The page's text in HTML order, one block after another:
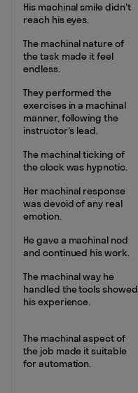
His machinal smile didn't
reach his eyes.
The machinal nature of
the task made it feel
endless.
They performed the
exercises in a machinal
manner, following the
instructor's lead.
The machinal ticking of
the clock was hypnotic.
Her machinal response
was devoid of any real
emotion.
He gave a machinal nod
and continued his work.
The machinal way he
handled the tools showed
his experience.
The machinal aspect of
the job made it suitable
for automation.